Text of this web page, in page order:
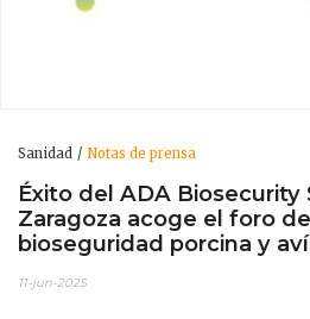
Sanidad Notas de prensa
Éxito del ADA Biosecurity
Zaragoza acoge el foro
bioseguridad porcina y
11-jun-2025